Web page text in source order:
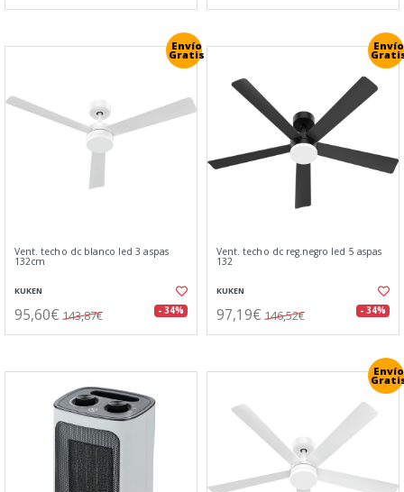
Envío
Gratis
Vent. techo dc blanco led 3 aspas
132cm
KUKEN
95,60€ 143,87€ - 34%
Envío
Vent. techo dc reg.negro led 5 aspas
132
KUKEN
97,19€ 146,52€ - 34%
Envío